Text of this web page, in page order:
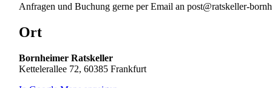
Anfragen und Buchung gerne per Email an post@ratskeller-
Ort
Bornheimer Ratskeller
Kettelerallee 72, 60385 Frankfurt